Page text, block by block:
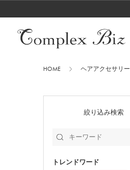
HOME ヘアアクセサリー
絞り込み検索
トレンドワード